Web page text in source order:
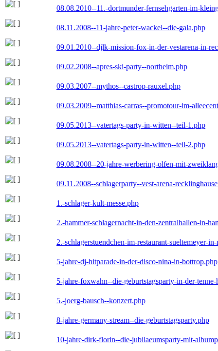
08.08.2010--11.-dortmunder-fernsehgarten-im-
08.11.2008--11-jahre-peter-wackel--die-gala.php
09.01.2010--djlk-mission-fox-in-der-vestarena-in-
09.02.2008--apres-ski-party--northeim.php
09.03.2007--mythos--castrop-rauxel.php
09.03.2009--matthias-carras--promotour-im-
09.05.2013--vatertags-party-in-witten--teil-1.php
09.05.2013--vatertags-party-in-witten--teil-2.php
09.08.2008--20-jahre-werbering-olfen-mit-
09.11.2008--schlagerparty--vest-arena-
1.-schlager-kult-messe.php
2.-hammer-schlagernacht-in-den-zentralhallen-in-
2.-schlagerstuendchen-im-restaurant-sueltemeyer-
5-jahre-dj-hitparade-in-der-disco-nina-in-bottrop.php
5-jahre-foxwahn--die-geburtstagsparty-in-der-tenne-
5.-joerg-bausch--konzert.php
8-jahre-germany-stream--die-geburtstagsparty.php
10-jahre-dirk-florin--die-jubilaeumsparty-mit-